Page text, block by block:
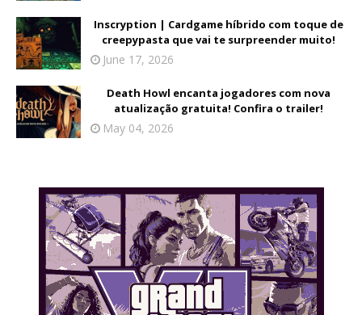
Inscryption | Cardgame híbrido com toque de
creepypasta que vai te surpreender muito!
June 17, 2026
Death Howl encanta jogadores com nova
atualização gratuita! Confira o trailer!
May 04, 2026